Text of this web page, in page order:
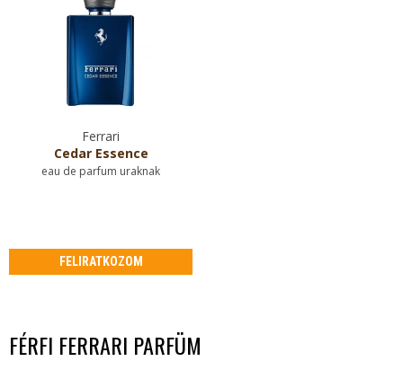
Ferrari
Cedar Essence
eau de parfum uraknak
FELIRATKOZOM
FÉRFI FERRARI PARFÜM